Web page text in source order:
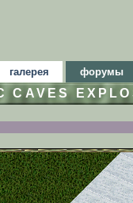
галерея форумы
CAVES